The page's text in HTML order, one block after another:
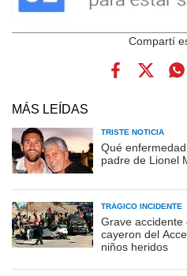
MÁS LEÍDAS
TRISTE NOTICIA
Qué
padre de Lionel
TRÁGICO INCIDENTE
Grave
cayeron del
niños heridos